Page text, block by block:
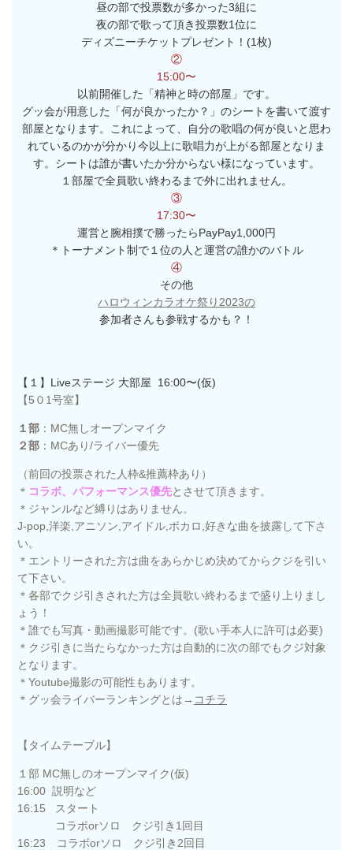
昼の部で投票数が多かった3組に
夜の部で歌って頂き投票数1位に
ディズニーチケットプレゼント！(1枚)
②
15:00〜
以前開催した「精神と時の部屋」です。
グッ会が用意した「何が良かったか？」のシートを書いて渡す
部屋となります。これによって、自分の歌唱の何が良いと思わ
れているのかが分かり今以上に歌唱力が上がる部屋となりま
す。シートは誰が書いたか分からない様になっています。
１部屋で全員歌い終わるまで外に出れません。
③
17:30〜
運営と腕相撲で勝ったらPayPay1,000円
＊トーナメント制で１位の人と運営の誰かのバトル
④
その他
ハロウィンカラオケ祭り2023の
参加者さんも参戦するかも？！
【１】Liveステージ 大部屋 16:00〜(仮)
【5０1号室】
１部 ：MC無しオープンマイク
２部 ：MCあり/ライバー優先
（前回の投票された人枠&推薦枠あり）
＊ コラボ、パフォーマンス優先とさせて頂きます。
＊ジャンルなど縛りはありません。
J-pop,洋楽,アニソン,アイドル,ボカロ,好きな曲を披露して下さ
い。
＊エントリーされた方は曲をあらかじめ決めてからクジを引い
て下さい。
＊各部でクジ引きされた方は全員歌い終わるまで盛り上りまし
ょう！
＊誰でも写真・動画撮影可能です。(歌い手本人に許可は必要)
＊クジ引きに当たらなかった方は自動的に次の部でもクジ対象
となります。
＊Youtube撮影の可能性もあります。
＊グッ会ライバーランキングとは→ コチラ
【タイムテーブル】
１部 MC無しのオープンマイク(仮)
16:00 説明など
16:15 スタート
コラボorソロ クジ引き1回目
16:23 コラボorソロ クジ引き2回目